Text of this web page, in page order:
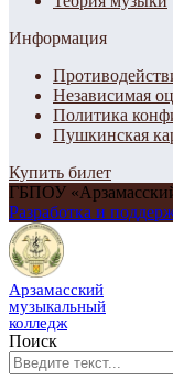
Информация
Независимая
Политика
Пушкинская
Купить билет
ГБПОУ
Разработка и
Арзамасский
музыкальный
колледж
Поиск